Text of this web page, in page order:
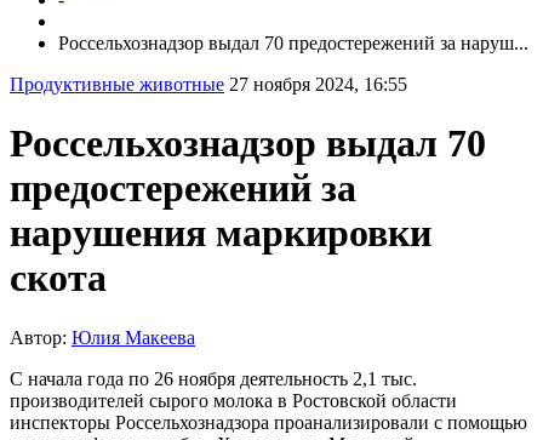
Россельхознадзор выдал 70 предостережений за наруш...
Продуктивные животные 27 ноября 2024, 16:55
Россельхознадзор выдал 70
предостережений за
нарушения маркировки
скота
Автор: Юлия Макеева
С начала года по 26 ноября деятельность 2,1 тыс.
производителей сырого молока в Ростовской области
инспекторы Россельхознадзора проанализировали с помощью